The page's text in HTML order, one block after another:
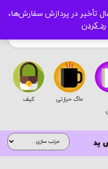
تأخیر در پردازش سفارش‌ها،
رد کردن
ماگ حرارتی کیف
پد